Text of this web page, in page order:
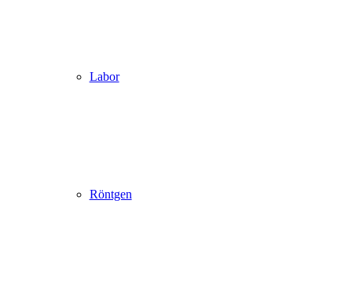
Labor
Röntgen